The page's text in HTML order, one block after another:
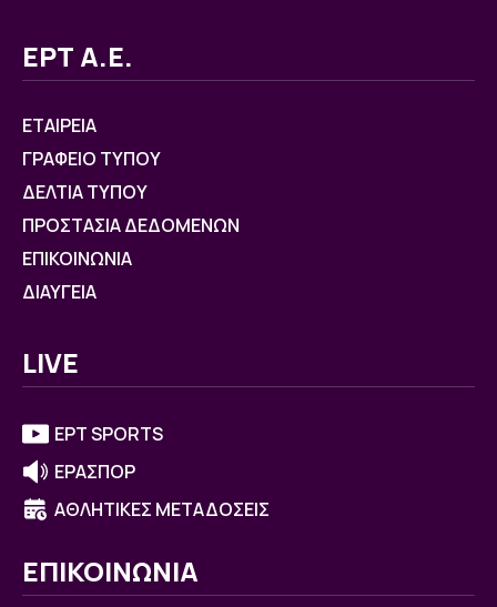
ΕΡΤ Α.Ε.
ΕΤΑΙΡΕΙΑ
ΓΡΑΦΕΙΟ ΤΥΠΟΥ
ΔΕΛΤΙΑ ΤΥΠΟΥ
ΠΡΟΣΤΑΣΙΑ ΔΕΔΟΜΕΝΩΝ
ΕΠΙΚΟΙΝΩΝΙΑ
ΔΙΑΥΓΕΙΑ
LIVE
ΕΡΤ SPORTS
ΕΡΑΣΠΟΡ
ΑΘΛΗΤΙΚΕΣ ΜΕΤΑΔΟΣΕΙΣ
ΕΠΙΚΟΙΝΩΝΙΑ